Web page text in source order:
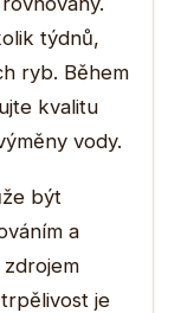
týdnů,
ryb. Během
kvalitu
vody.
být
a
je